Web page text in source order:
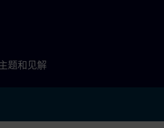
题和见解